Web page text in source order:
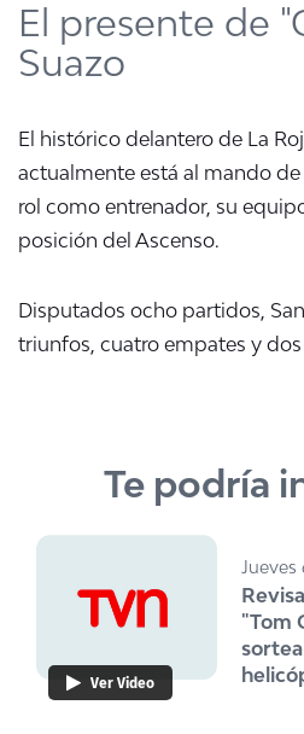
El presente de
Suazo
El histórico delantero de La
actualmente está al mando de
rol como entrenador, su
posición del Ascenso.
Disputados ocho partidos,
triunfos, cuatro empates y
Te podría
Ver Video
Jueves
"Tom